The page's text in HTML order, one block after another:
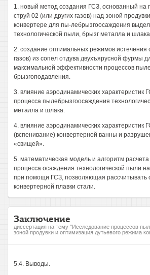
1. новый метод создания ГСЗ, основанный на
струй 02 (или других газов) над зоной
конвертере для пы-лебрызгоосаждения
технологической пыли, брызг металла и
2. создание оптимальных режимов истечения
газов) из сопел отдува двухъярусной фурмы
максимальной эффективности процессов
брызгоподавления.
3. влияние аэродинамических характеристик
процесса пылебрызгоосаждения
металла и шлака.
4. влияние аэродинамических характеристик
(вспенивание) конвертерной ванны и
«свищей».
5. математическая модель и алгоритм
процесса осаждения технологической пыли
при помощи ГСЗ, позволяющая рассчитывать
конвертерной плавки стали.
Заключение
диссертация на тему "Исследование процессов
зоной продувки и оптимизация дутьевого режима
5.4. Выводы.